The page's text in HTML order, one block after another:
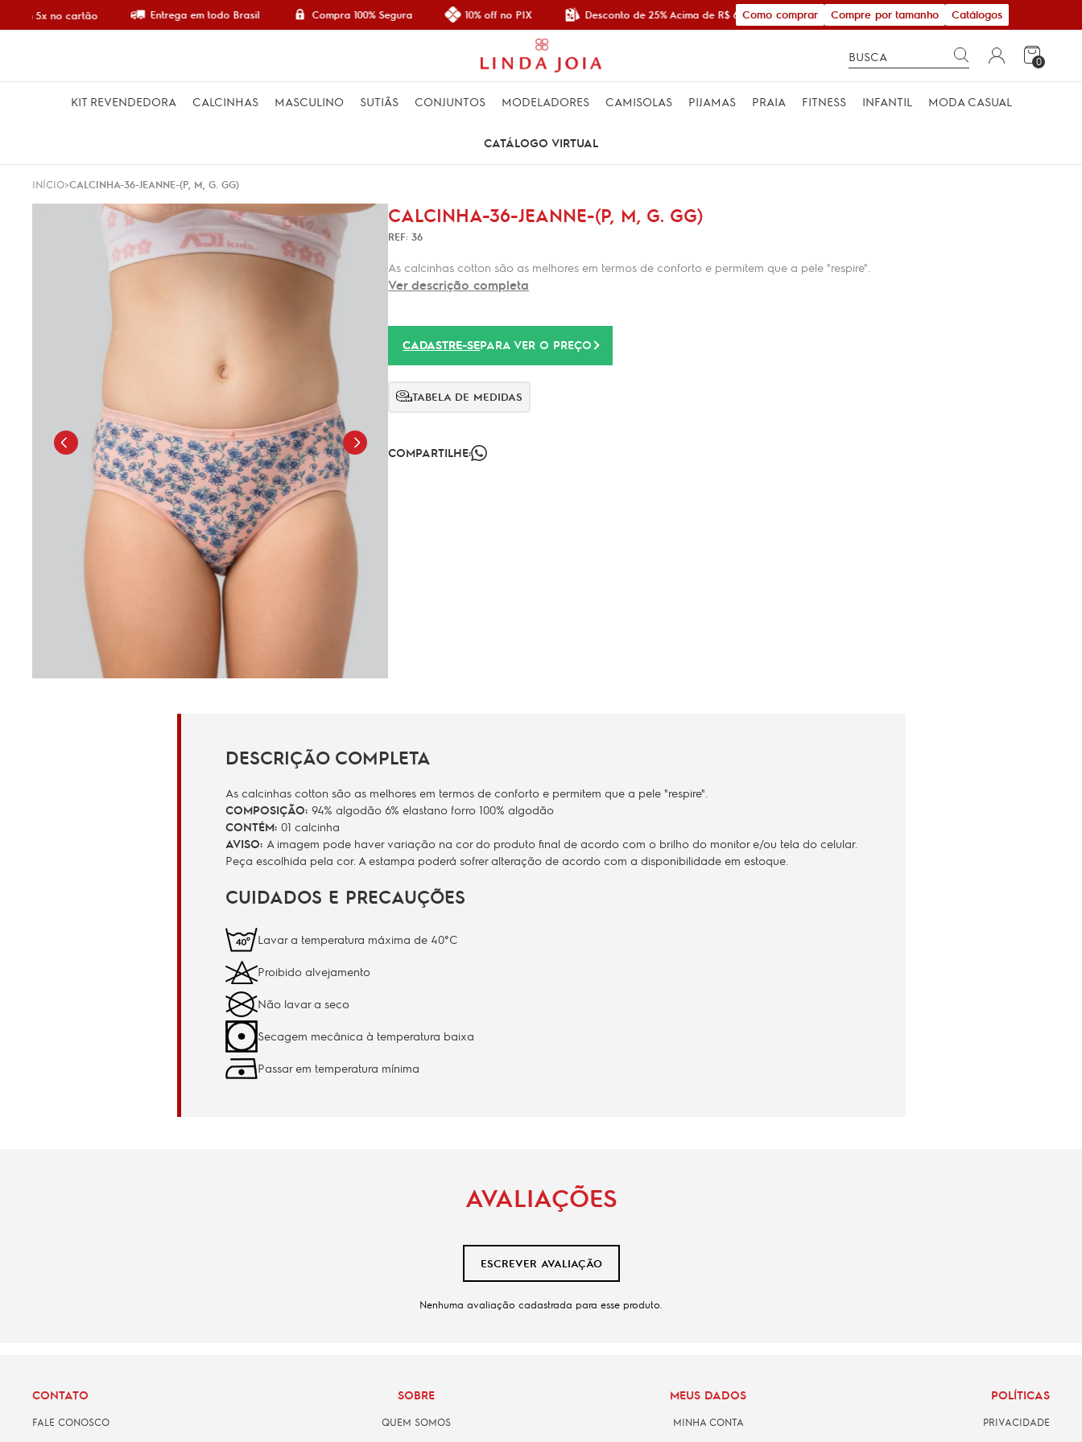
em 5x no cartão Entrega em todo Brasil Compra 100% Segura 10% off no PIX Desconto de 25% Acima de R$ 600,00Como comprar Compre por tamanho Catálogos
0
KIT REVENDEDORA CALCINHAS MASCULINO SUTIÃS CONJUNTOS MODELADORES CAMISOLAS PIJAMAS PRAIA FITNESS INFANTIL MODA CASUAL
CATÁLOGO VIRTUAL
INÍCIO CALCINHA-36-JEANNE-(P, M, G. GG)
CALCINHA-36-JEANNE-(P, M, G. GG)
REF: 36
As calcinhas cotton são as melhores em termos de conforto e permitem que a pele "respire".
Ver descrição completa
CADASTRE-SEPARA VER O PREÇO
TABELA DE MEDIDAS
COMPARTILHE:
DESCRIÇÃO COMPLETA
As calcinhas cotton são as melhores em termos de conforto e permitem que a pele "respire".
COMPOSIÇÃO: 94% algodão 6% elastano forro 100% algodão
CONTÉM: 01 calcinha
AVISO: A imagem pode haver variação na cor do produto final de acordo com o brilho do monitor e/ou tela do celular.
Peça escolhida pela cor. A estampa poderá sofrer alteração de acordo com a disponibilidade em estoque.
CUIDADOS E PRECAUÇÕES
Lavar a temperatura máxima de 40°C
Proibido alvejamento
Não lavar a seco
Secagem mecânica à temperatura baixa
Passar em temperatura mínima
AVALIAÇÕES
ESCREVER AVALIAÇÃO
Nenhuma avaliação cadastrada para esse produto.
CONTATO
FALE CONOSCO
SOBRE
QUEM SOMOS
MEUS DADOS
MINHA CONTA
POLÍTICAS
PRIVACIDADE